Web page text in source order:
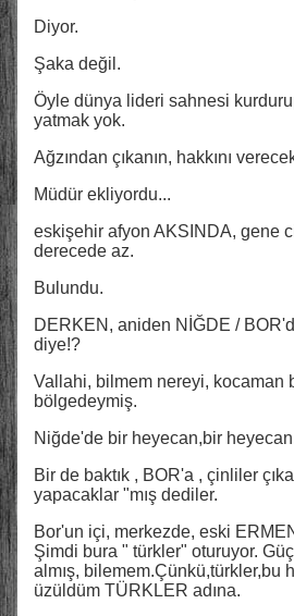
Diyor.
Şaka değil.
Öyle dünya lideri sahnesi
yatmak yok.
Ağzından çıkanın, hakkını
Müdür ekliyordu...
eskişehir afyon AKSINDA, gene
derecede az.
Bulundu.
DERKEN, aniden NİĞDE /
diye!?
Vallahi, bilmem nereyi, kocaman
bölgedeymiş.
Niğde'de bir heyecan,bir
Bir de baktık , BOR'a , çinliler
yapacaklar "mış dediler.
Bor'un içi, merkezde, eski
Şimdi bura " türkler" oturuyor.
almış, bilemem.Çünkü,türkler,bu
üzüldüm TÜRKLER adına.